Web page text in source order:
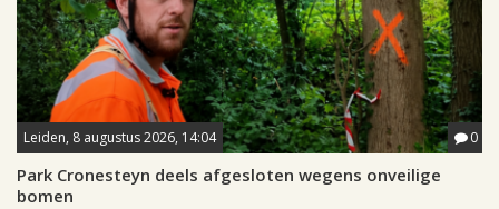
Leiden, 8 augustus 2026, 14:04 0
Park Cronesteyn deels afgesloten wegens onveilige
bomen